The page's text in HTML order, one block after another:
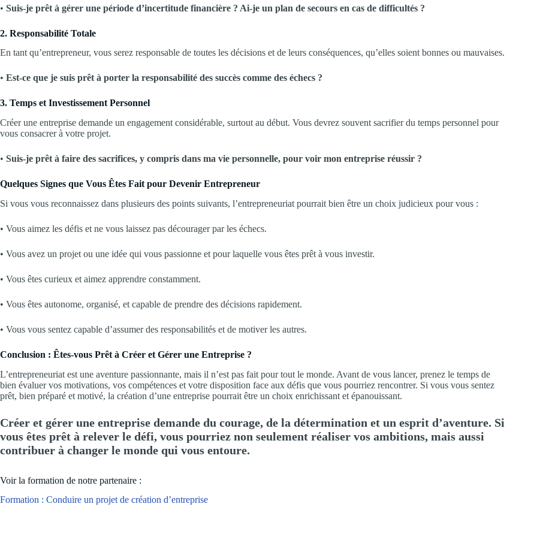
• Suis-je prêt à gérer une période d’incertitude financière ? Ai-je un plan de secours en cas de difficultés ?
2. Responsabilité Totale
En tant qu’entrepreneur, vous serez responsable de toutes les décisions et de leurs conséquences, qu’elles soient bonnes ou mauvaises.
• Est-ce que je suis prêt à porter la responsabilité des succès comme des échecs ?
3. Temps et Investissement Personnel
Créer une entreprise demande un engagement considérable, surtout au début. Vous devrez souvent sacrifier du temps personnel pour
vous consacrer à votre projet.
• Suis-je prêt à faire des sacrifices, y compris dans ma vie personnelle, pour voir mon entreprise réussir ?
Quelques Signes que Vous Êtes Fait pour Devenir Entrepreneur
Si vous vous reconnaissez dans plusieurs des points suivants, l’entrepreneuriat pourrait bien être un choix judicieux pour vous :
• Vous aimez les défis et ne vous laissez pas décourager par les échecs.
• Vous avez un projet ou une idée qui vous passionne et pour laquelle vous êtes prêt à vous investir.
• Vous êtes curieux et aimez apprendre constamment.
• Vous êtes autonome, organisé, et capable de prendre des décisions rapidement.
• Vous vous sentez capable d’assumer des responsabilités et de motiver les autres.
Conclusion : Êtes-vous Prêt à Créer et Gérer une Entreprise ?
L’entrepreneuriat est une aventure passionnante, mais il n’est pas fait pour tout le monde. Avant de vous lancer, prenez le temps de
bien évaluer vos motivations, vos compétences et votre disposition face aux défis que vous pourriez rencontrer. Si vous vous sentez
prêt, bien préparé et motivé, la création d’une entreprise pourrait être un choix enrichissant et épanouissant.
Créer et gérer une entreprise demande du courage, de la détermination et un esprit d’aventure. Si
vous êtes prêt à relever le défi, vous pourriez non seulement réaliser vos ambitions, mais aussi
contribuer à changer le monde qui vous entoure.
Voir la formation de notre partenaire :
Formation : Conduire un projet de création d’entreprise